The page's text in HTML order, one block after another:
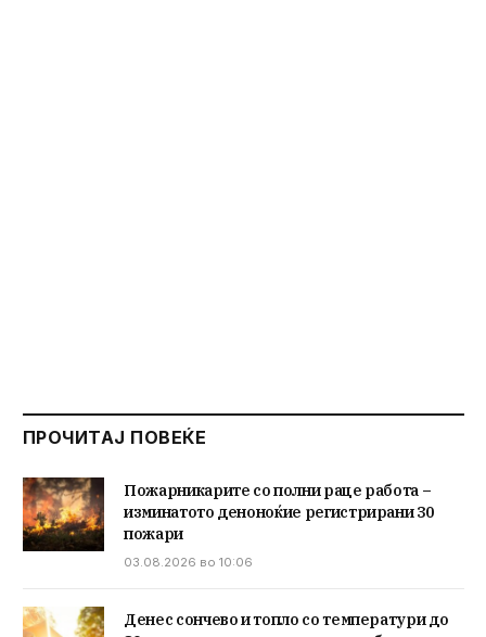
ПРОЧИТАЈ ПОВЕЌЕ
Пожарникарите со полни раце работа –
изминатото деноноќие регистрирани 30
пожари
03.08.2026 во 10:06
Денес сончево и топло со температури до